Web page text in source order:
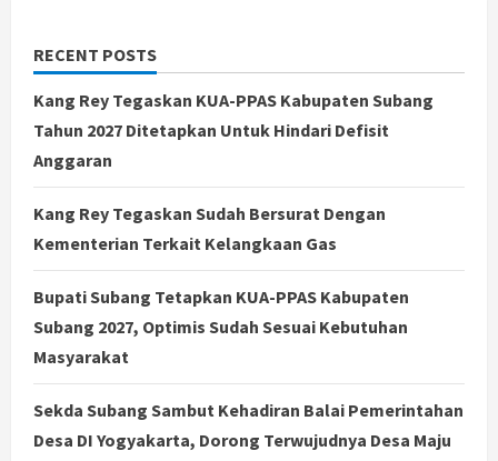
RECENT POSTS
Kang Rey Tegaskan KUA-PPAS Kabupaten Subang
Tahun 2027 Ditetapkan Untuk Hindari Defisit
Anggaran
Kang Rey Tegaskan Sudah Bersurat Dengan
Kementerian Terkait Kelangkaan Gas
Bupati Subang Tetapkan KUA-PPAS Kabupaten
Subang 2027, Optimis Sudah Sesuai Kebutuhan
Masyarakat
Sekda Subang Sambut Kehadiran Balai Pemerintahan
Desa DI Yogyakarta, Dorong Terwujudnya Desa Maju